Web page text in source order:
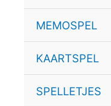
MEMOSPEL
KAARTSPEL
SPELLETJES